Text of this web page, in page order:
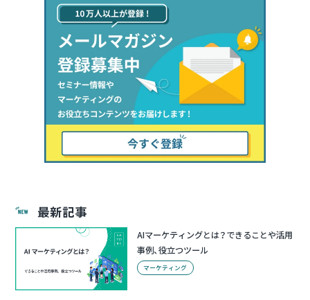
最新記事
AIマーケティングとは？できることや活用
事例、役立つツール
マーケティング